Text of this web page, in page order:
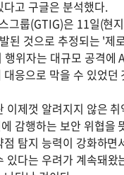
고 구글은 분석했다.
그룹(GTIG)은 11일(현
된 것으로 추정되는 '제
위자는 대규모 공격에
대응으로 막을 수 있었던
이제껏 알려지지 않은
감행하는 보안 위협을
탐지 능력이 강화하면
있다는 우려가 계속돼왔